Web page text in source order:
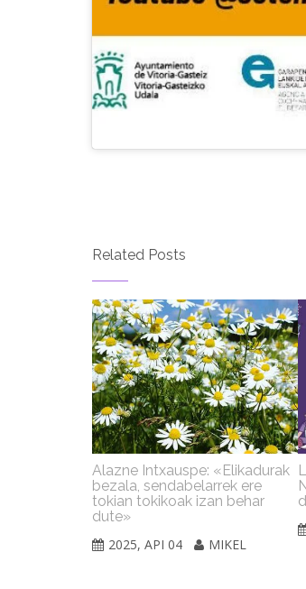
Related Posts
Alazne Intxauspe: «Elikadurak
bezala, sendabelarrek ere
tokian tokikoak izan behar
dute»
2025, API 04
MIKEL